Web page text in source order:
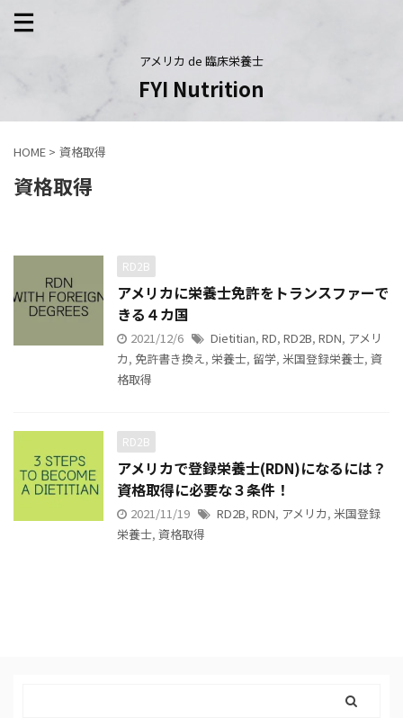
アメリカ de 臨床栄養士
FYI Nutrition
HOME > 資格取得
資格取得
RD2B
アメリカに栄養士免許をトランスファーで
きる４カ国
2021/12/6 Dietitian, RD, RD2B, RDN, アメリ
カ, 免許書き換え, 栄養士, 留学, 米国登録栄養士, 資
格取得
RD2B
アメリカで登録栄養士(RDN)になるには？
資格取得に必要な３条件！
2021/11/19 RD2B, RDN, アメリカ, 米国登録
栄養士, 資格取得